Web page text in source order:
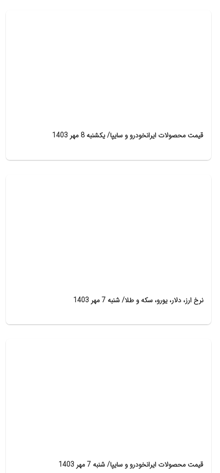
قیمت محصولات ایرانخودرو و سایپا/ یکشنبه 8 مهر 1403
نرخ ارز، دلار، یورو، سکه و طلا/ شنبه 7 مهر 1403
قیمت محصولات ایرانخودرو و سایپا/ شنبه 7 مهر 1403